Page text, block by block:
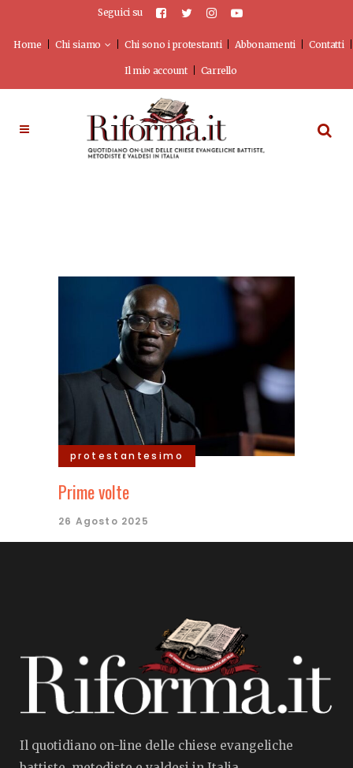
Seguici su
Home Chi siamo Chi sono i protestanti Abbonamenti Contatti
Il mio account Carrello
protestantesimo
Prime volte
26 Agosto 2025
Il quotidiano on-line delle chiese evangeliche